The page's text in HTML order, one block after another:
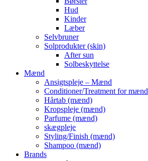
Hud
Kinder
Læber
Selvbruner
Solprodukter (skin)
After sun
Solbeskyttelse
Mænd
Ansigtspleje – Mænd
Conditioner/Treatment for mænd
Hårtab (mænd)
Kropspleje (mænd)
Parfume (mænd)
skægpleje
Styling/Finish (mænd)
Shampoo (mænd)
Brands